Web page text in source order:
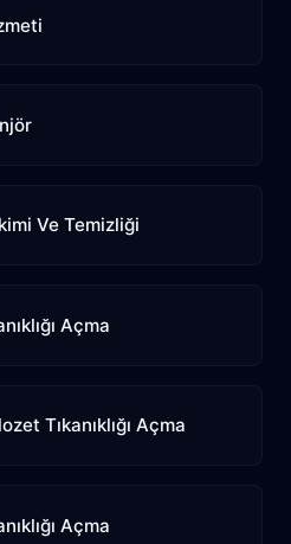
Ve Temizliği
Açma
Tıkanıklığı Açma
Açma